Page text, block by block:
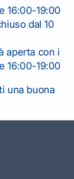
estera e
16:00-19:00
dal 10
aperta con i
16:00-19:00
una buona